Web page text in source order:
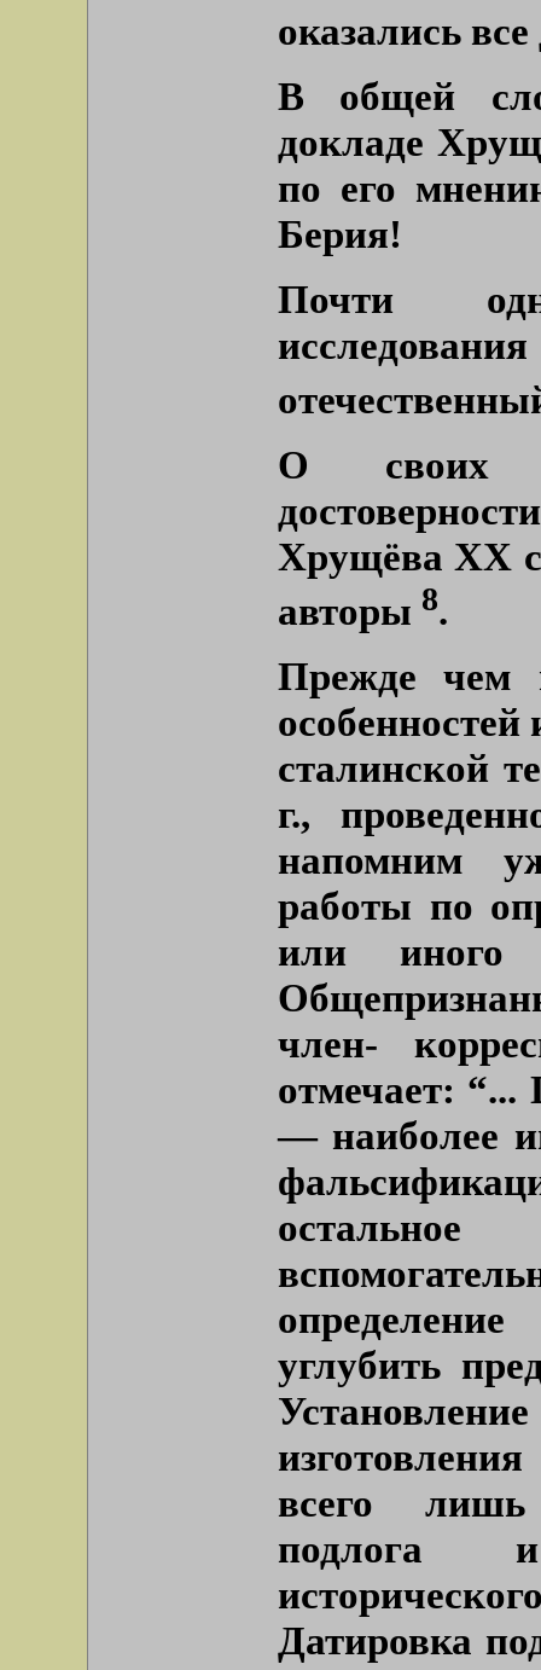
оказались
В общей
докладе
по его
Берия!
Почти
О своих
Хрущёва ХХ
авторы 8.
Прежде чем
особенностей
сталинской
г.,
напомним
работы по
или иного
член-
отмечает: “...
— наиболее
углубить
всего лишь
подлога
Датировка